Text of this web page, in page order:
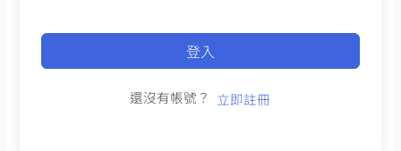
登入
還沒有帳號？ 立即註冊